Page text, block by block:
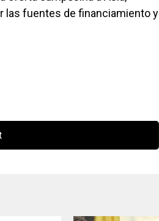
las fuentes de financiamiento y